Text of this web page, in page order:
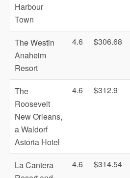
Harbour
Town
The Westin
Anaheim
Resort
4.6 $306.68
The
Roosevelt
New Orleans,
a Waldorf
Astoria Hotel
4.6 $312.9
La Cantera
4.6 $314.54